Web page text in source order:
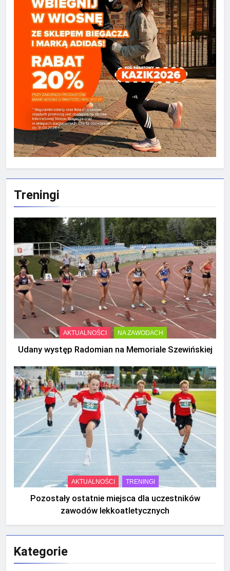
Treningi
AKTUALNOŚCI NA ZAWODACH
Udany występ Radomian na Memoriale Szewińskiej
AKTUALNOŚCI TRENINGI
Pozostały ostatnie miejsca dla uczestników
zawodów lekkoatletycznych
Kategorie